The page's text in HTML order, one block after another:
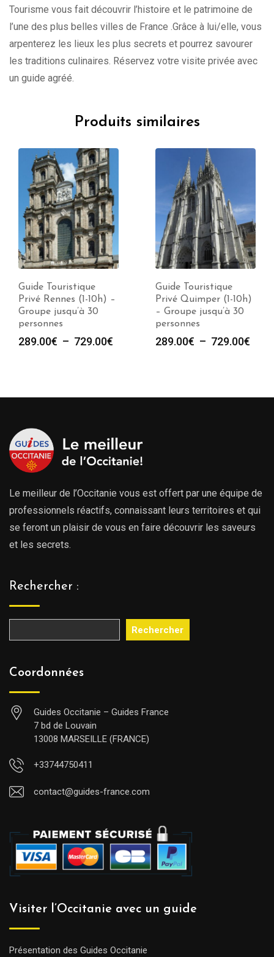
Tourisme vous fait découvrir l’histoire et le patrimoine de
l’une des plus belles villes de France .Grâce à lui/elle, vous
arpenterez les lieux les plus secrets et pourrez savourer
les traditions culinaires. Réservez votre visite privée avec
un guide agréé.
Produits similaires
Guide Touristique
Privé Rennes (1-10h) –
Groupe jusqu’à 30
personnes
289.00€ – 729.00€
à
Guide Touristique
Privé Quimper (1-10h)
– Groupe jusqu’à 30
personnes
289.00€ – 729.00€
à
Le meilleur de l’Occitanie vous est offert par une équipe de
professionnels réactifs, connaissant leurs territoires et qui
se feront un plaisir de vous en faire découvrir les saveurs
et les secrets.
Rechercher :
Rechercher
Coordonnées
Guides Occitanie – Guides France
7 bd de Louvain
13008 MARSEILLE (FRANCE)
+33744750411
contact@guides-france.com
Visiter l’Occitanie avec un guide
Présentation des Guides Occitanie